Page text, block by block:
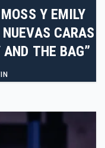
Y EMILY
CARAS
THE BAG”